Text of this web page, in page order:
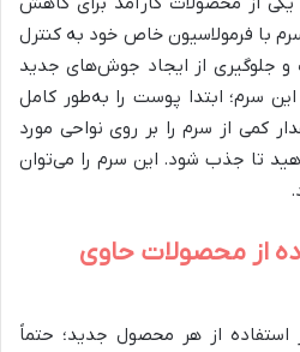
با فرمولاسیون خاص خود به کنترل
جلوگیری از ایجاد جوش‌های جدید
سرم؛ ابتدا پوست را به‌طور کامل
کمی از سرم را بر روی نواحی مورد
تا جذب شود. این سرم را می‌توان
از محصولات حاوی
استفاده از هر محصول جدید؛ حتماً